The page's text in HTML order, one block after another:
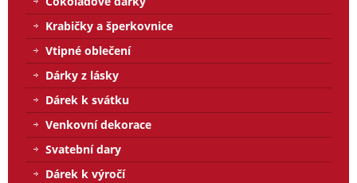
Krabičky a šperkovnice
Vtipné oblečení
Dárky z lásky
Dárek k svátku
Venkovní dekorace
Svatební dary
Dárek k výročí